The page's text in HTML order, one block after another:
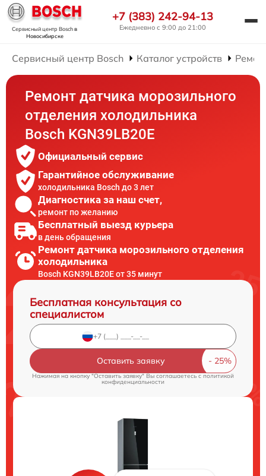
Сервисный центр Boschв
Новосибирске
+7 (383) 242-94-13
Ежедневно с 9:00 до 21:00
Сервисный центр Bosch Каталог устройств
Ремонт датчика морозильного
отделения холодильника
Bosch KGN39LB20E
Официальный сервис
Гарантийное обслуживание
холодильника Bosch до 3 лет
Диагностика за наш счет,
ремонт по желанию
Бесплатный выезд курьера
в день обращения
Ремонт датчика морозильного отделения
холодильника
Bosch KGN39LB20E от 35 минут
Бесплатная консультация со
специалистом
Оставить заявку
Нажимая на кнопку "Оставить заявку" Вы соглашаетесь cполитикой
конфиденциальности